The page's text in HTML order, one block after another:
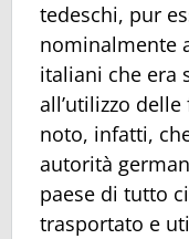
tedeschi, pur
nominalmente
italiani che era
all’utilizzo
noto, infatti,
autorità
paese di tutto
trasportato e